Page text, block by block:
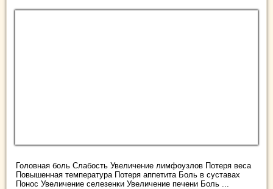
Головная боль Слабость Увеличение лимфоузлов Потеря веса
Повышенная температура Потеря аппетита Боль в суставах
Понос Увеличение селезенки Увеличение печени Боль ...